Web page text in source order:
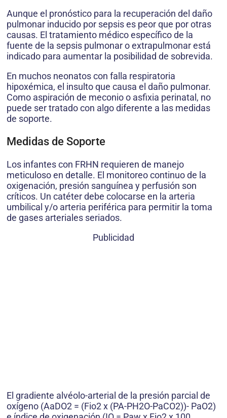
Aunque el pronóstico para la recuperación del daño
pulmonar inducido por sepsis es peor que por otras
causas. El tratamiento médico específico de la
fuente de la sepsis pulmonar o extrapulmonar está
indicado para aumentar la posibilidad de sobrevida.
En muchos neonatos con falla respiratoria
hipoxémica, el insulto que causa el daño pulmonar.
Como aspiración de meconio o asfixia perinatal, no
puede ser tratado con algo diferente a las medidas
de soporte.
Medidas de Soporte
Los infantes con FRHN requieren de manejo
meticuloso en detalle. El monitoreo continuo de la
oxigenación, presión sanguínea y perfusión son
críticos. Un catéter debe colocarse en la arteria
umbilical y/o arteria periférica para permitir la toma
de gases arteriales seriados.
Publicidad
El gradiente alvéolo-arterial de la presión parcial de
oxígeno (AaDO2 = (Fio2 x (PA-PH2O-PaCO2))- PaO2)